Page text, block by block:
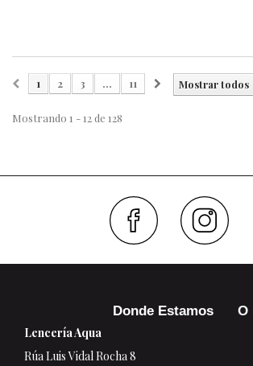
Mostrar todos
1 2 3 ... 11
Mostrando 1 - 12 de 128
Donde Estamos
Lencería Aqua
Rúa Luis Vidal Rocha 8